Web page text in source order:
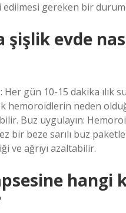
edilmesi gereken bir
evde
Her gün 10-15 dakika ılık
hemoroidlerin neden
Buz uygulayın:
bir beze sarılı buz
ve ağrıyı azaltabilir.
hangi